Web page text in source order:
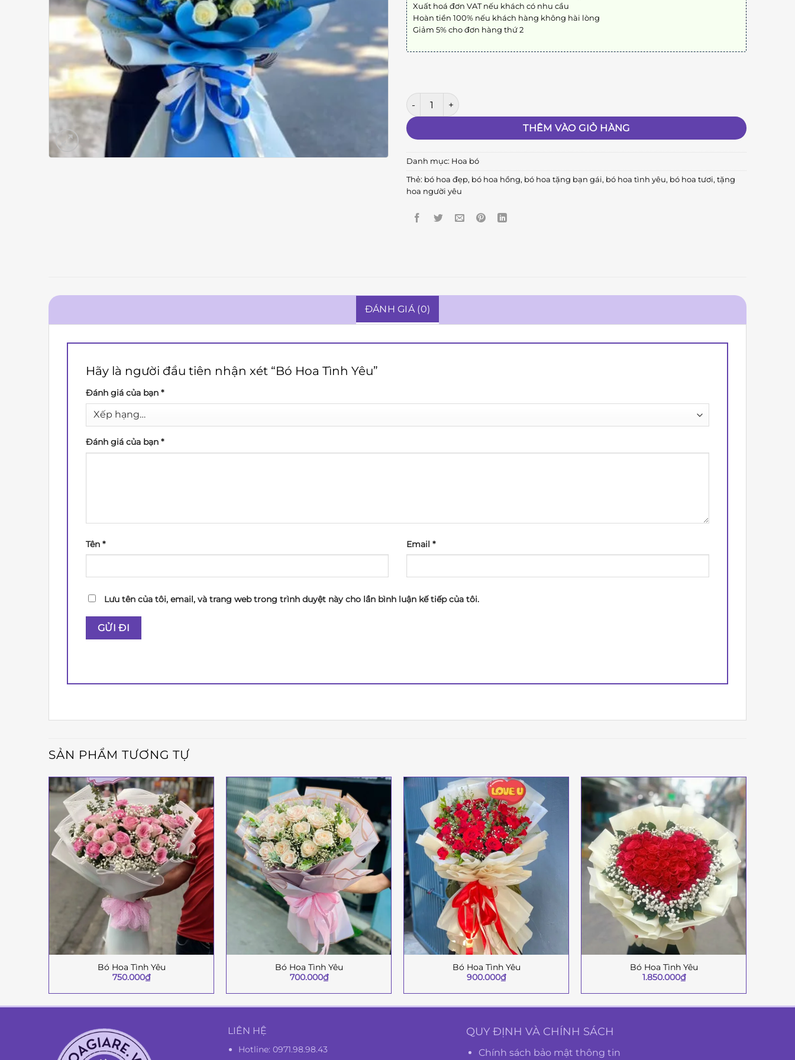
Xuất hoá đơn VAT nếu khách có nhu cầu
Hoàn tiền 100% nếu khách hàng không hài lòng
Giảm 5% cho đơn hàng thứ 2
Bó Hoa Tình Yêu số lượng
THÊM VÀO GIỎ HÀNG
Danh mục: Hoa bó
Thẻ: bó hoa đẹp, bó hoa hồng, bó hoa tặng bạn gái, bó hoa tình yêu, bó hoa tươi, tặng
hoa người yêu
ĐÁNH GIÁ (0)
Hãy là người đầu tiên nhận xét “Bó Hoa Tình Yêu”
Đánh giá của bạn *
Đánh giá của bạn *
Tên * Email *
Lưu tên của tôi, email, và trang web trong trình duyệt này cho lần bình luận kế tiếp của tôi.
SẢN PHẨM TƯƠNG TỰ
Bó Hoa Tình Yêu
750.000₫
Bó Hoa Tình Yêu
700.000₫
Bó Hoa Tình Yêu
900.000₫
Bó Hoa Tình Yêu
1.850.000₫
LIÊN HỆ
Hotline:0971.98.98.43
QUY ĐỊNH VÀ CHÍNH SÁCH
Chính sách bảo mật thông tin